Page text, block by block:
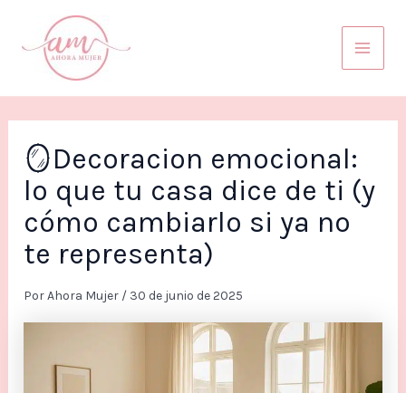
contenido
🪞Decoracion emocional:
lo que tu casa dice de ti (y
cómo cambiarlo si ya no
te representa)
PorAhora Mujer / 30 de junio de 2025